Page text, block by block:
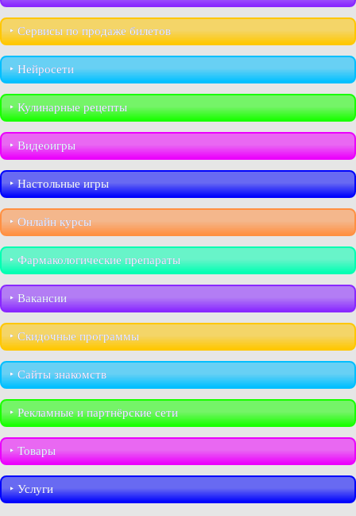
‣︎ Сервисы по продаже билетов
‣︎ Нейросети
‣︎ Кулинарные рецепты
‣︎ Видеоигры
‣︎ Настольные игры
‣︎ Онлайн курсы
‣︎ Фармакологические препараты
‣︎ Вакансии
‣︎ Скидочные программы
‣︎ Сайты знакомств
‣︎ Рекламные и партнёрские сети
‣︎ Товары
‣︎ Услуги